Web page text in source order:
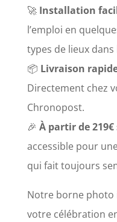
🚀 Installation
l’emploi en
types de lieux dans
📦 Livraison
Directement chez
Chronopost.
🎉 À partir de
accessible pour
qui fait toujours
Notre borne
votre célébration